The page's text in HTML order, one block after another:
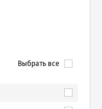
Выбрать все